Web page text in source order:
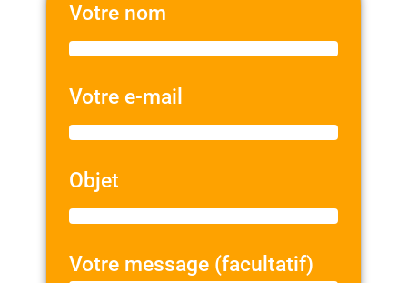
Votre nom
Votre e-mail
Objet
Votre message (facultatif)